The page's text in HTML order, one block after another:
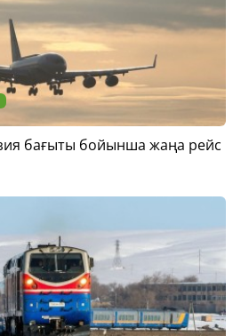
бағыты бойынша жаңа рейс